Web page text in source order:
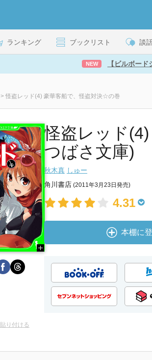
ランキング ブックリスト 談
NEW 【ビルボー
> 怪盗レッド(4) 豪華客船で、怪盗対決☆の巻
怪盗レッド
つばさ文庫)
秋木真 しゅー
角川書店 (2011年3月23日発売)
4.31
本棚に
り付ける